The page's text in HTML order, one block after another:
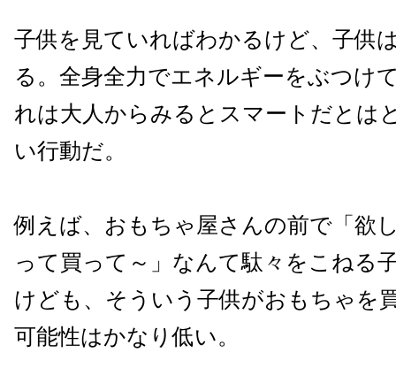
子供を見ていればわかるけど、子供
る。全身全力でエネルギーをぶつけ
れは大人からみるとスマートだとは
い行動だ。
例えば、おもちゃ屋さんの前で「欲
って買って～」なんて駄々をこねる
けども、そういう子供がおもちゃを
可能性はかなり低い。